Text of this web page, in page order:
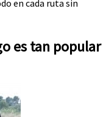
en cada ruta sin
es tan popular